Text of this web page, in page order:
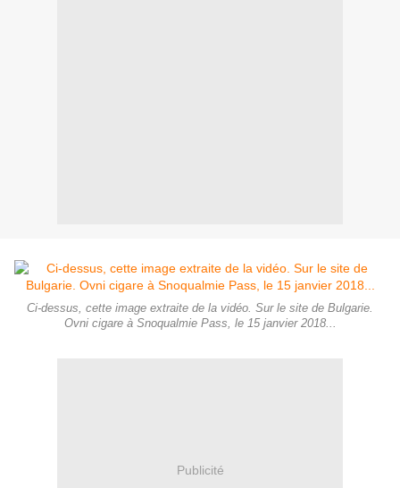
Ci-dessus, cette image extraite de la vidéo. Sur le site de Bulgarie.
Ovni cigare à Snoqualmie Pass, le 15 janvier 2018...
Publicité